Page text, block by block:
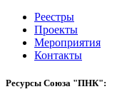
Реестры
Проекты
Мероприятия
Контакты
Ресурсы Союза "ПНК":